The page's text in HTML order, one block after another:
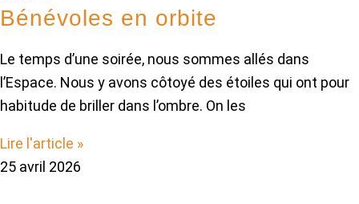
Bénévoles en orbite
Le temps d’une soirée, nous sommes allés dans
l’Espace. Nous y avons côtoyé des étoiles qui ont pour
habitude de briller dans l’ombre. On les
Lire l'article »
25 avril 2026